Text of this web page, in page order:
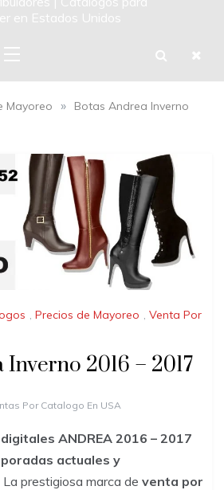
en Estados Unidos
Mayoreo »
Botas Andrea Inverno
, Precios de Mayoreo , Venta Por
2016 – 2017
Por Catalogo En USA
digitales ANDREA 2016 – 2017
actuales y
. La prestigiosa marca de venta por